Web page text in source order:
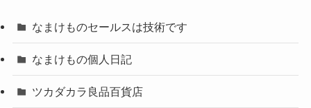
なまけものセールスは技術です
なまけもの個人日記
ツカダカラ良品百貨店